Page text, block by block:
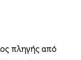
πληγής από